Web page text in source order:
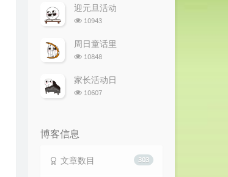
次
数:
迎元旦活动
浏
次
数:
10943
周日童话里
浏
次
数:
10848
家长活动日
浏
10607
博客信息
303
文章数目